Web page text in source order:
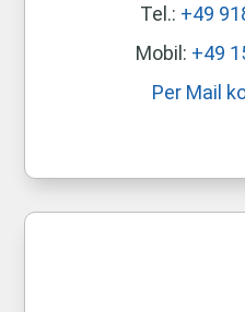
Tel.: +49
Mobil: +49
Per Mail